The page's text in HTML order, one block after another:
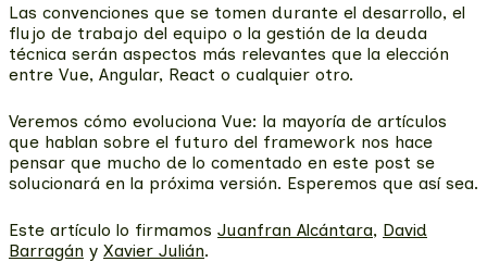
Las convenciones que se tomen durante el desarrollo, el
flujo de trabajo del equipo o la gestión de la deuda
técnica serán aspectos más relevantes que la elección
entre Vue, Angular, React o cualquier otro.
Veremos cómo evoluciona Vue: la mayoría de artículos
que hablan sobre el futuro del framework nos hace
pensar que mucho de lo comentado en este post se
solucionará en la próxima versión. Esperemos que así sea.
Este artículo lo firmamos Juanfran Alcántara, David
Barragán y Xavier Julián.